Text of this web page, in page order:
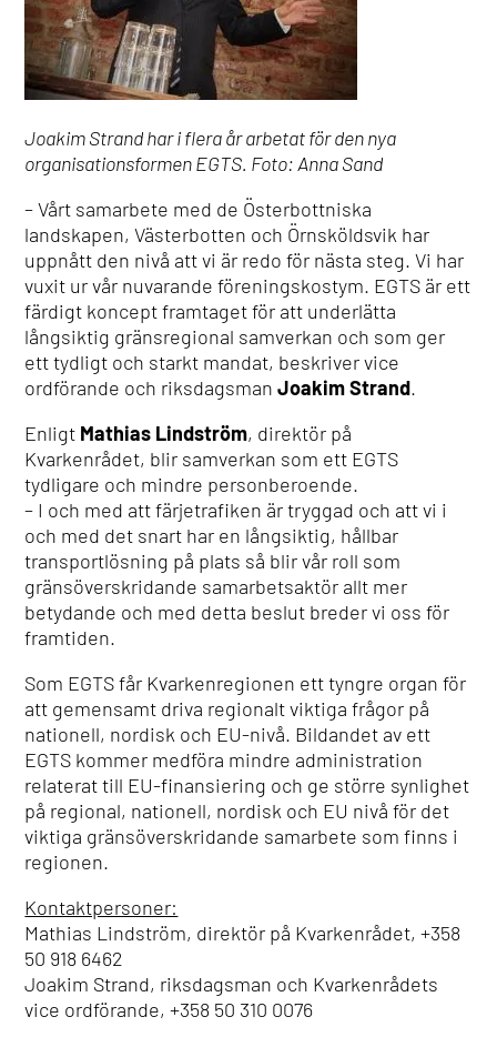
Joakim Strand har i flera år arbetat för den nya
organisationsformen EGTS. Foto: Anna Sand
– Vårt samarbete med de Österbottniska
landskapen, Västerbotten och Örnsköldsvik har
uppnått den nivå att vi är redo för nästa steg. Vi har
vuxit ur vår nuvarande föreningskostym. EGTS är ett
färdigt koncept framtaget för att underlätta
långsiktig gränsregional samverkan och som ger
ett tydligt och starkt mandat, beskriver vice
ordförande och riksdagsmanJoakim Strand.
Enligt Mathias Lindström, direktör på
Kvarkenrådet, blir samverkan som ett EGTS
tydligare och mindre personberoende.
– I och med att färjetrafiken är tryggad och att vi i
och med det snart har en långsiktig, hållbar
transportlösning på plats så blir vår roll som
gränsöverskridande samarbetsaktör allt mer
betydande och med detta beslut breder vi oss för
framtiden.
Som EGTS får Kvarkenregionen ett tyngre organ för
att gemensamt driva regionalt viktiga frågor på
nationell, nordisk och EU-nivå. Bildandet av ett
EGTS kommer medföra mindre administration
relaterat till EU-finansiering och ge större synlighet
på regional, nationell, nordisk och EU nivå för det
viktiga gränsöverskridande samarbete som finns i
regionen.
Kontaktpersoner:
Mathias Lindström, direktör på Kvarkenrådet, +358
50 918 6462
Joakim Strand, riksdagsman och Kvarkenrådets
vice ordförande, +358 50 310 0076